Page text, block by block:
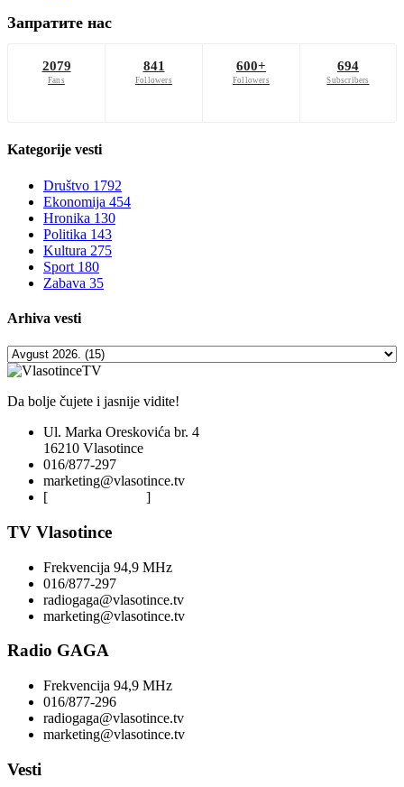
Запратите нас
2079
Fans
841
Followers
600+
Followers
694
Subscribers
Kategorije vesti
Društvo 1792
Ekonomija 454
Hronika 130
Politika 143
Kultura 275
Sport 180
Zabava 35
Arhiva vesti
Da bolje čujete i jasnije vidite!
Ul. Marka Oreskovića br. 4
16210 Vlasotince
016/877-297
marketing@vlasotince.tv
[
]
TV Vlasotince
Frekvencija 94,9 MHz
016/877-297
radiogaga@vlasotince.tv
marketing@vlasotince.tv
Radio GAGA
Frekvencija 94,9 MHz
016/877-296
radiogaga@vlasotince.tv
marketing@vlasotince.tv
Vesti